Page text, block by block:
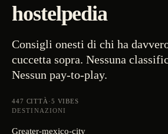
hostelpedia
Consigli onesti di chi ha
cuccetta sopra. Nessuna
Nessun pay-to-play.
447 CITTÀ ·5 VIBES
DESTINAZIONI
Greater-mexico-city